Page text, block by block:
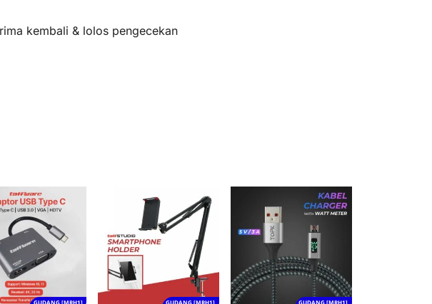
kembali & lolos pengecekan